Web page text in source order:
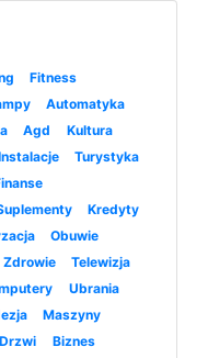
Fitness
Automatyka
Agd
Kultura
Turystyka
Kredyty
Obuwie
Zdrowie
Telewizja
Ubrania
Maszyny
Drzwi
Biznes